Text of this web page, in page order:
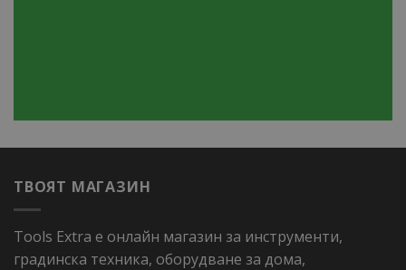
ТВОЯТ МАГАЗИН
Tools Extra е онлайн магазин за инструменти,
градинска техника, оборудване за дома,